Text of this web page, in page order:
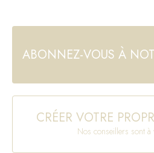
ABONNEZ-VOUS À
CRÉER VOTRE
Nos conseillers sont à